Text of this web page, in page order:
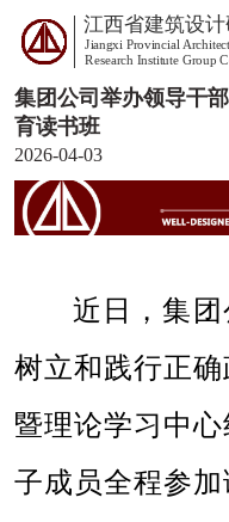
江西省建筑设
Jiangxi Provincial
Research Institute Group
集团公司举办领导干
育读书班
2026-04-03
近日，集团
树立和践行正
暨理论学习中
子成员全程参